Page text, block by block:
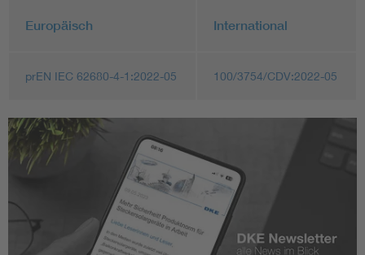
Europäisch International
prEN IEC 62680-4-1:2022-05 100/3754/CDV:2022-05